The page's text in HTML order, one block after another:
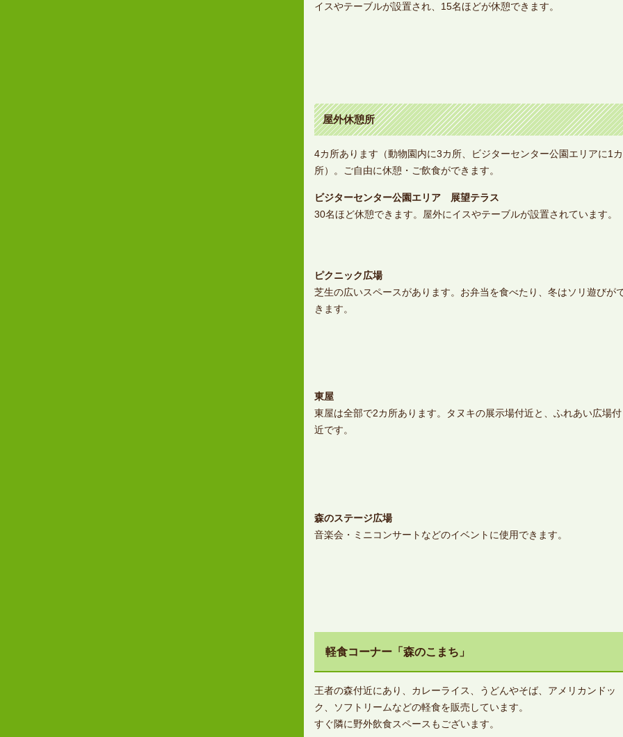
イスやテーブルが設置され、15名ほどが休憩できます。
屋外休憩所
4カ所あります（動物園内に3カ所、ビジターセンター公園エリアに1カ
所）。ご自由に休憩・ご飲食ができます。
ビジターセンター公園エリア 展望テラス
30名ほど休憩できます。屋外にイスやテーブルが設置されています。
ピクニック広場
芝生の広いスペースがあります。お弁当を食べたり、冬はソリ遊びが
きます。
東屋
東屋は全部で2カ所あります。タヌキの展示場付近と、ふれあい広場付
近です。
森のステージ広場
音楽会・ミニコンサートなどのイベントに使用できます。
軽食コーナー「森のこまち」
王者の森付近にあり、カレーライス、うどんやそば、アメリカンドッ
ク、ソフトリームなどの軽食を販売しています。
すぐ隣に野外飲食スペースもございます。